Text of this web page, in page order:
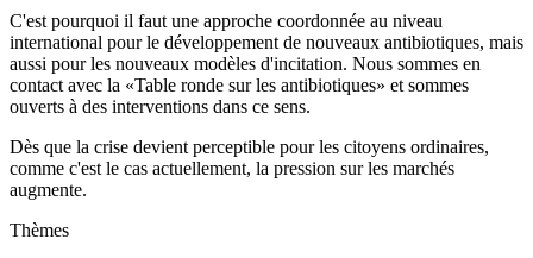
C'est pourquoi il faut une approche coordonnée au niveau
international pour le développement de nouveaux antibiotiques, mais
aussi pour les nouveaux modèles d'incitation. Nous sommes en
contact avec la «Table ronde sur les antibiotiques» et sommes
ouverts à des interventions dans ce sens.
Dès que la crise devient perceptible pour les citoyens ordinaires,
comme c'est le cas actuellement, la pression sur les marchés
augmente.
Thèmes